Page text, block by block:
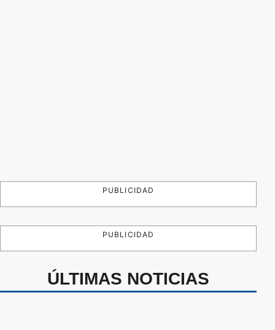
PUBLICIDAD
PUBLICIDAD
ÚLTIMAS NOTICIAS